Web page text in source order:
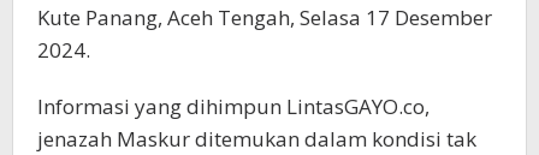
Kute Panang, Aceh Tengah, Selasa 17 Desember
2024.
Informasi yang dihimpun LintasGAYO.co,
jenazah Maskur ditemukan dalam kondisi tak